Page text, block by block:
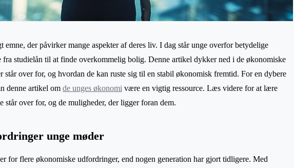
emne, der påvirker mange aspekter af deres liv. I dag står unge overfor betydelige
studielån til at finde overkommelig bolig. Denne artikel dykker ned i de økonomiske
står over for, og hvordan de kan ruste sig til en stabil økonomisk fremtid. For en dybere
denne artikel om de unges økonomi være en vigtig ressource. Læs videre for at lære
står over for, og de muligheder, der ligger foran dem.
unge møder
for flere økonomiske udfordringer, end nogen generation har gjort tidligere. Med